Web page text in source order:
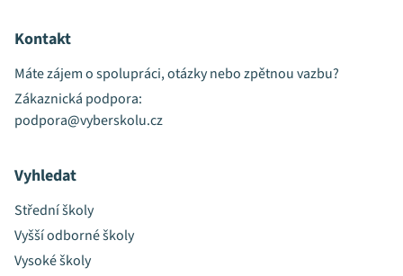
Kontakt
Máte zájem o spolupráci, otázky nebo zpětnou vazbu?
Zákaznická podpora:
podpora@vyberskolu.cz
Vyhledat
Střední školy
Vyšší odborné školy
Vysoké školy